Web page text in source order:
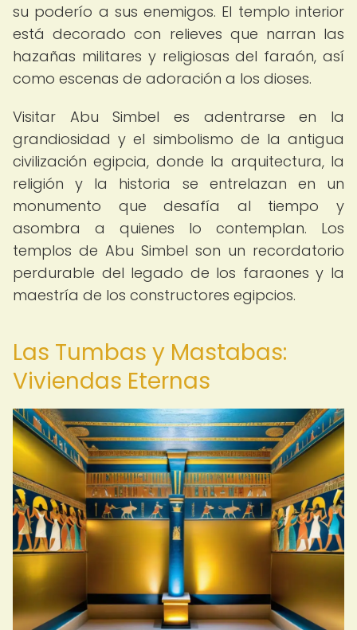
su poderío a sus enemigos. El templo interior
está decorado con relieves que narran las
hazañas militares y religiosas del faraón, así
como escenas de adoración a los dioses.
Visitar Abu Simbel es adentrarse en la
grandiosidad y el simbolismo de la antigua
civilización egipcia, donde la arquitectura, la
religión y la historia se entrelazan en un
monumento que desafía al tiempo y
asombra a quienes lo contemplan. Los
templos de Abu Simbel son un recordatorio
perdurable del legado de los faraones y la
maestría de los constructores egipcios.
Las Tumbas y Mastabas:
Viviendas Eternas